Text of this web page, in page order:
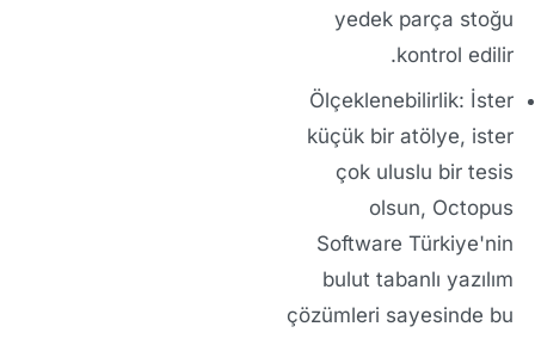
yedek parça stoğu
kontrol edilir.
Ölçeklenebilirlik: İster
küçük bir atölye, ister
çok uluslu bir tesis
olsun, Octopus
Software Türkiye'nin
bulut tabanlı yazılım
çözümleri sayesinde bu